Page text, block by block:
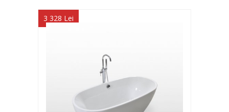
3 328 Lei